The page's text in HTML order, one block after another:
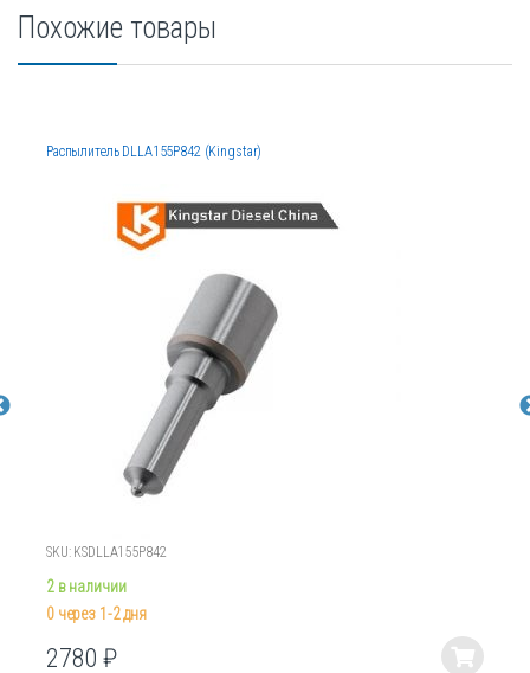
Похожие товары
Распылитель DLLA155P842 (Kingstar)
SKU: KSDLLA155P842
2 в наличии
0 через 1-2 дня
2780₽
Этот